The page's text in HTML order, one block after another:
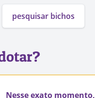
pesquisar bichos
Nesse exato momento,